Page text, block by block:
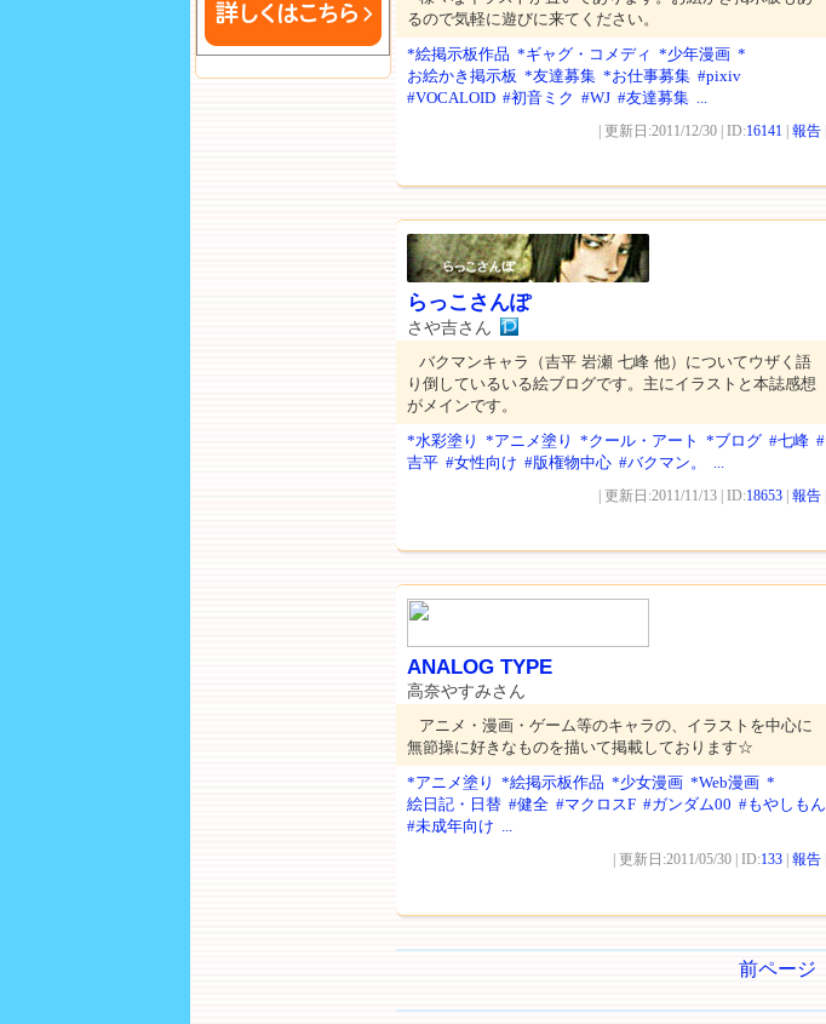
るので気軽に遊びに来てください。
*絵掲示板作品 *ギャグ・コメディ *少年漫画 *
お絵かき掲示板 *友達募集 *お仕事募集 #pixiv
#VOCALOID #初音ミク #WJ #友達募集 ...
| 更新日:2011/12/30 | ID:16141 報告
らっこさんぽ
さや吉さん
バクマンキャラ（吉平 岩瀬 七峰 他）についてウザく語
り倒しているいる絵ブログです。主にイラストと本誌感想
がメインです。
*水彩塗り *アニメ塗り *クール・アート *ブログ #七峰 #
吉平 #女性向け #版権物中心 #バクマン。 ...
| 更新日:2011/11/13 | ID:18653 報告
ANALOG TYPE
高奈やすみさん
アニメ・漫画・ゲーム等のキャラの、イラストを中心に
無節操に好きなものを描いて掲載しております☆
*アニメ塗り *絵掲示板作品 *少女漫画 *Web漫画 *
絵日記・日替 #健全 #マクロスF #ガンダム00 #もやしもん
#未成年向け ...
| 更新日:2011/05/30 | ID:133 報告
前ページ